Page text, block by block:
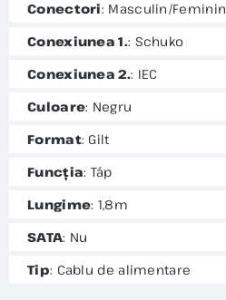
Conectori: Masculin/Feminin
Conexiunea 1.: Schuko
Conexiunea 2.: IEC
Culoare: Negru
Format: Gilt
Funcția: Táp
Lungime: 1,8m
SATA: Nu
Tip: Cablu de alimentare